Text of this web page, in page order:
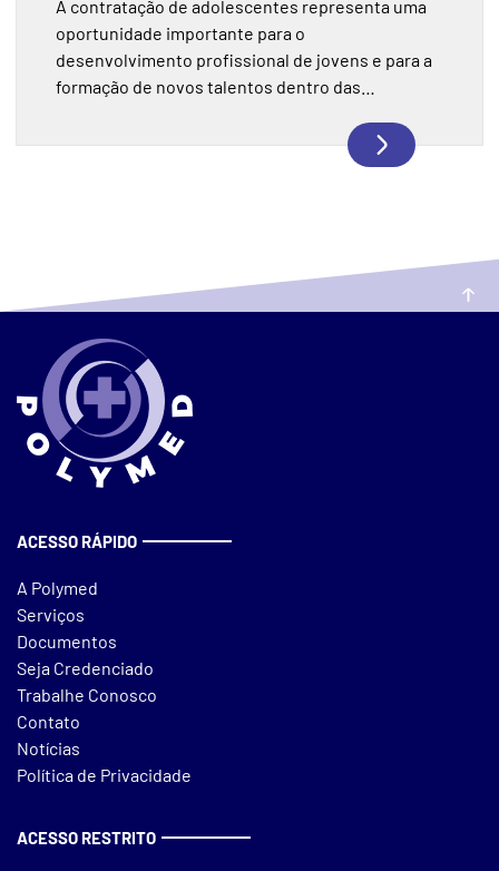
A contratação de adolescentes representa uma
oportunidade importante para o
desenvolvimento profissional de jovens e para a
formação de novos talentos dentro das
atenção às normas trabalhistas e às regras de
Saúde e Segurança do Trabalho (SST), garantindo
ACESSO RÁPIDO
A Polymed
Serviços
Documentos
Seja Credenciado
Trabalhe Conosco
Contato
Notícias
Política de Privacidade
ACESSO RESTRITO